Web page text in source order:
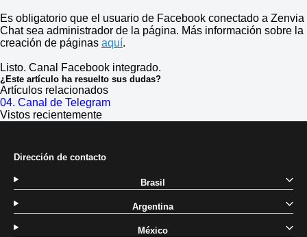
Es obligatorio que el usuario de Facebook conectado a Zenvia
Chat sea administrador de la página. Más información sobre la
creación de páginas aquí.
Listo. Canal Facebook integrado.
¿Este artículo ha resuelto sus dudas?
Artículos relacionados
04. Canal de Telegram
Vistos recientemente
Dirección de contacto
Brasil
Argentina
México